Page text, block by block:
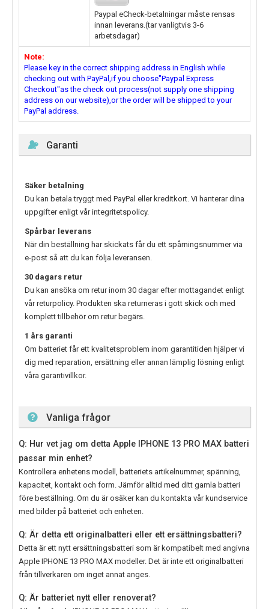
Paypal eCheck-betalningar måste rensas
innan leverans.(tar vanligtvis 3-6
arbetsdagar)
Note:
Please key in the correct shipping address in English while
checking out with PayPal,if you choose"Paypal Express
Checkout"as the check out process(not supply one shipping
address on our website),or the order will be shipped to your
PayPal address.
Garanti
Säker betalning
Du kan betala tryggt med PayPal eller kreditkort. Vi hanterar dina
uppgifter enligt vår integritetspolicy.
Spårbar leverans
När din beställning har skickats får du ett spårningsnummer via
e-post så att du kan följa leveransen.
30 dagars retur
Du kan ansöka om retur inom 30 dagar efter mottagandet enligt
vår returpolicy. Produkten ska returneras i gott skick och med
komplett tillbehör om retur begärs.
1 års garanti
Om batteriet får ett kvalitetsproblem inom garantitiden hjälper vi
dig med reparation, ersättning eller annan lämplig lösning enligt
våra garantivillkor.
Vanliga frågor
Q: Hur vet jag om detta Apple IPHONE 13 PRO MAX batteri
passar min enhet?
Kontrollera enhetens modell, batteriets artikelnummer, spänning,
kapacitet, kontakt och form. Jämför alltid med ditt gamla batteri
före beställning. Om du är osäker kan du kontakta vår kundservice
med bilder på batteriet och enheten.
Q: Är detta ett originalbatteri eller ett ersättningsbatteri?
Detta är ett nytt ersättningsbatteri som är kompatibelt med angivna
Apple IPHONE 13 PRO MAX modeller. Det är inte ett originalbatteri
från tillverkaren om inget annat anges.
Q: Är batteriet nytt eller renoverat?